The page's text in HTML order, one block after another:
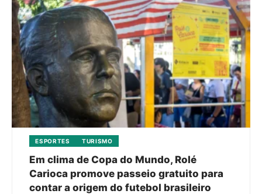
ESPORTES TURISMO
Em clima de Copa do Mundo, Rolé
Carioca promove passeio gratuito para
contar a origem do futebol brasileiro